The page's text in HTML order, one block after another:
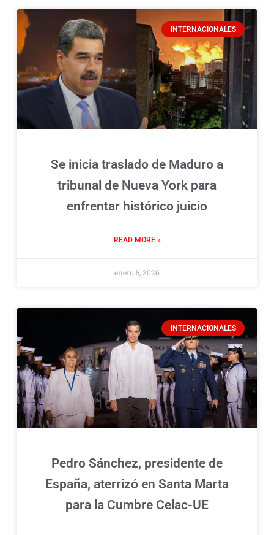
INTERNACIONALES
Se inicia traslado de Maduro a
tribunal de Nueva York para
enfrentar histórico juicio
READ MORE »
enero 5, 2026
INTERNACIONALES
Pedro Sánchez, presidente de
España, aterrizó en Santa Marta
para la Cumbre Celac-UE